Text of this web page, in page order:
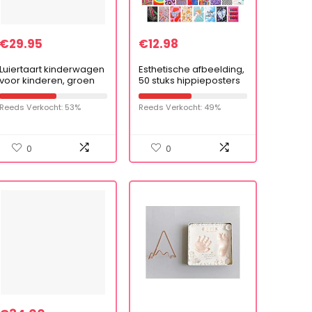
€29.95
Luiertaart kinderwagen
voor kinderen, groen
Reeds Verkocht: 53%
0
€12.98
Esthetische afbeelding,
50 stuks hippieposters
en prints voor
muurcollage, kleurrijke
collagekit,
retro kamerdecor,
inch/10 x 15 cm),
Reeds Verkocht: 49%
0